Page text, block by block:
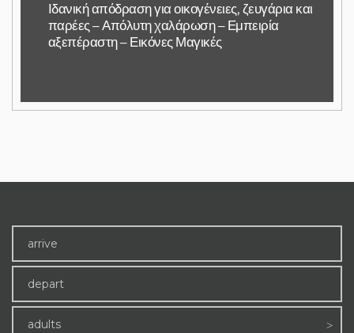
Ιδανική απόδραση για οικογένειες, ζευγάρια και
παρέες – Απόλυτη χαλάρωση – Εμπειρία
αξεπέραστη – Εικόνες Μαγικές
adults